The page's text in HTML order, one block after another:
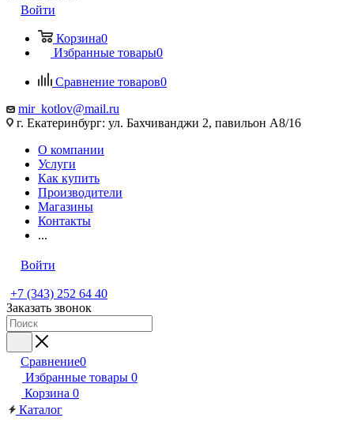
Войти
Корзина0
Избранные товары0
Сравнение товаров0
mir_kotlov@mail.ru
г. Екатеринбург: ул. Бахчиванджи 2, павильон А8/16
О компании
Услуги
Как купить
Производители
Магазины
Контакты
...
Войти
+7 (343) 252 64 40
Заказать звонок
Сравнение0
Избранные товары 0
Корзина 0
Каталог